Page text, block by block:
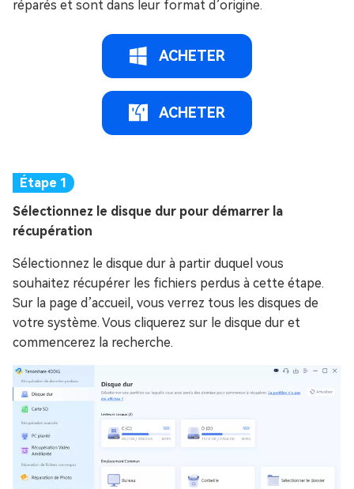
réparés et sont dans leur format d’origine.
ACHETER
ACHETER
Sélectionnez le disque dur pour démarrer la
récupération
Sélectionnez le disque dur à partir duquel vous
souhaitez récupérer les fichiers perdus à cette étape.
Sur la page d’accueil, vous verrez tous les disques de
votre système. Vous cliquerez sur le disque dur et
commencerez la recherche.